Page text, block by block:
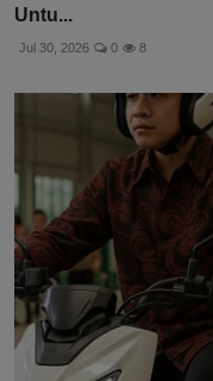
Untu...
Jul 30, 2026 0 8